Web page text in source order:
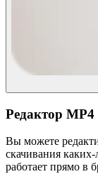
Редактор
Вы можете
скачивания
работает прямо в